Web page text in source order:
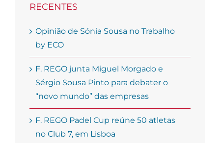
RECENTES
Opinião de Sónia Sousa no Trabalho
by ECO
F. REGO junta Miguel Morgado e
Sérgio Sousa Pinto para debater o
“novo mundo” das empresas
F. REGO Padel Cup reúne 50 atletas
no Club 7, em Lisboa